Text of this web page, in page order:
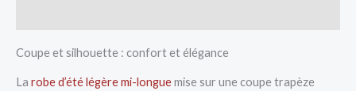
Coupe et silhouette : confort et élégance
La robe d’été légère mi-longuemise sur une coupe trapèze